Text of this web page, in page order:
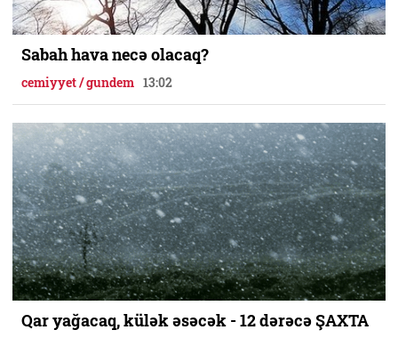
Sabah hava necə olacaq?
cemiyyet / gundem 13:02
Qar yağacaq, külək əsəcək - 12 dərəcə ŞAXTA